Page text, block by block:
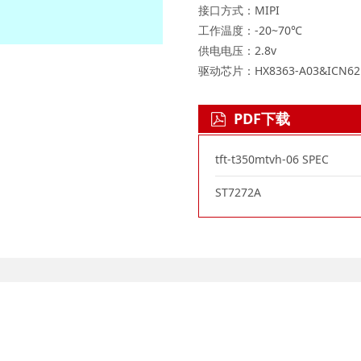
接口方式：MIPI
工作温度：-20~70℃
供电电压：2.8v
驱动芯片：HX8363-
PDF下载
tft-t350mtvh-06 SPEC
ST7272A